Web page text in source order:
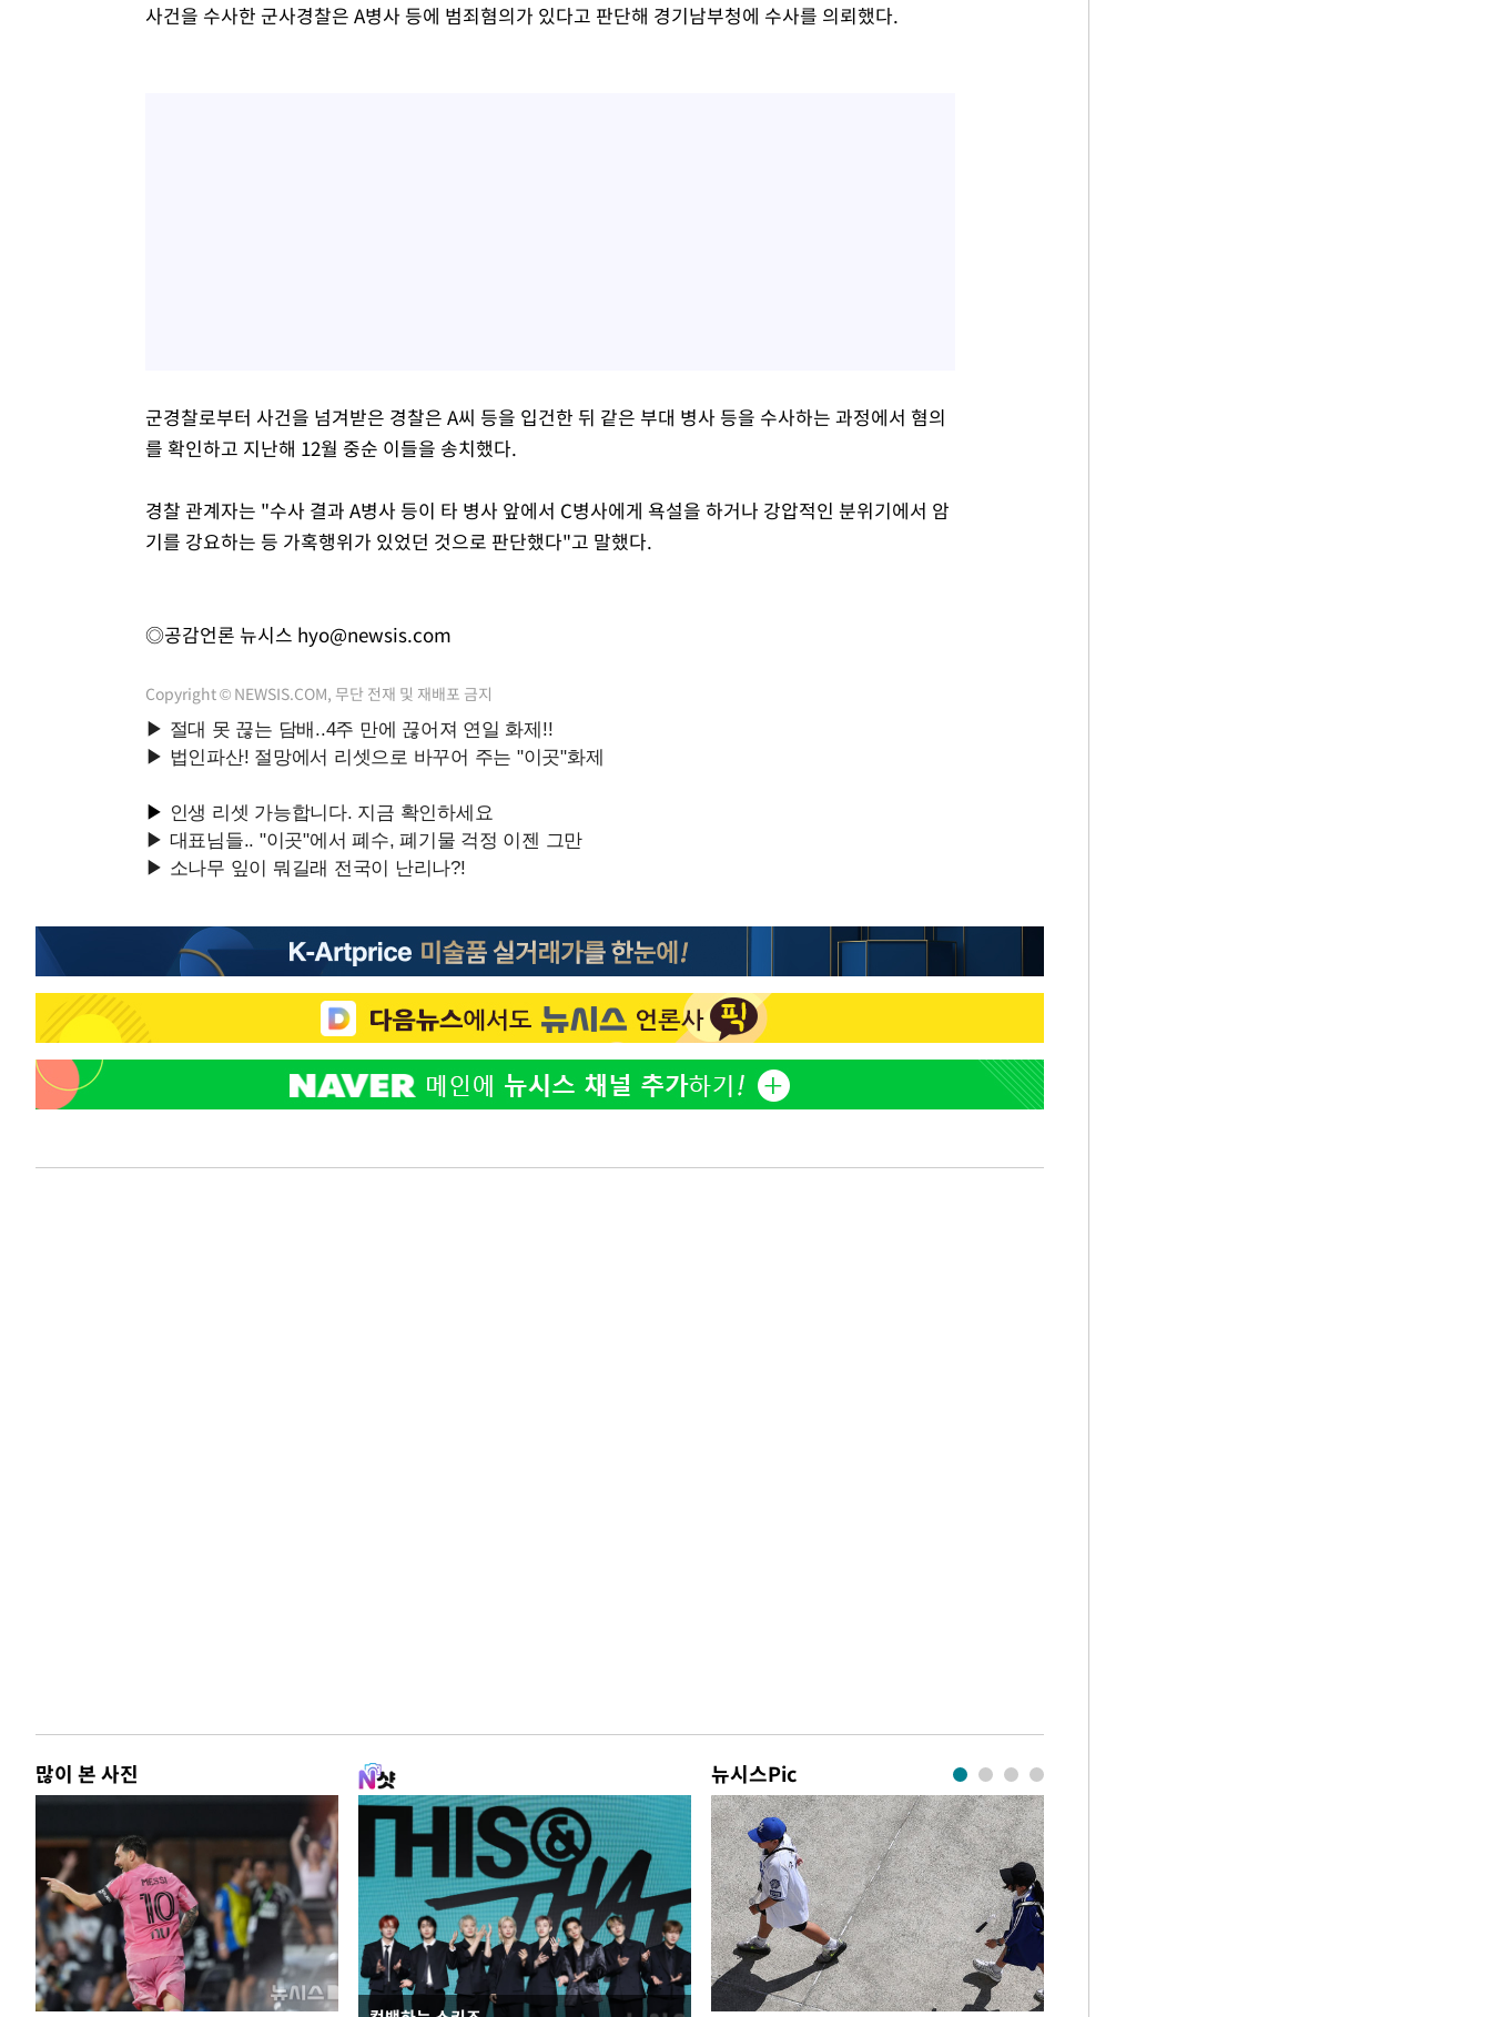
사건을 수사한 군사경찰은 A병사 등에 범죄혐의가 있다고 판단해 경기남부청에 수사를 의뢰했다.
군경찰로부터 사건을 넘겨받은 경찰은 A씨 등을 입건한 뒤 같은 부대 병사 등을 수사하는 과정에서 혐의
를 확인하고 지난해 12월 중순 이들을 송치했다.
경찰 관계자는 "수사 결과 A병사 등이 타 병사 앞에서 C병사에게 욕설을 하거나 강압적인 분위기에서 암
기를 강요하는 등 가혹행위가 있었던 것으로 판단했다"고 말했다.
◎공감언론 뉴시스 hyo@newsis.com
Copyright © NEWSIS.COM, 무단 전재 및 재배포 금지
많이 본 사진 뉴시스Pic